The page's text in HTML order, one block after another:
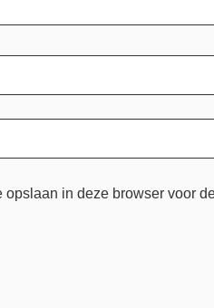
opslaan in deze browser voor